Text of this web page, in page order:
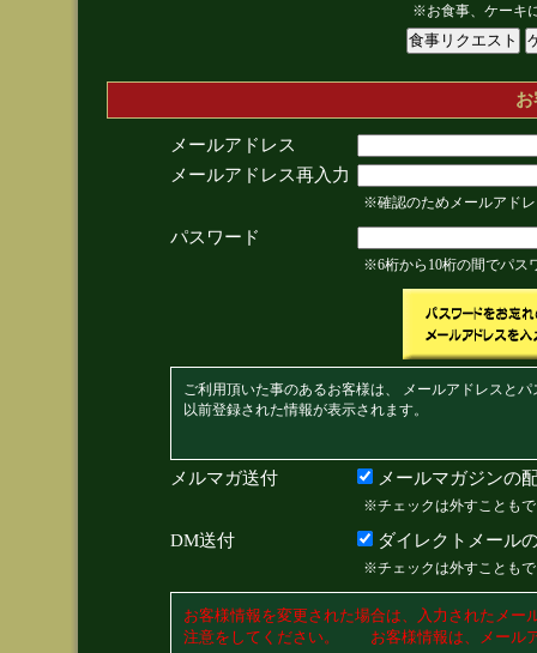
※お食事、ケーキ
メールアドレス
メールアドレス再入力
※確認のためメールアド
パスワード
※6桁から10桁の間でパス
ご利用頂いた事のあるお客様は、 メールアドレスと
以前登録された情報が表示されます。
メルマガ送付 メールマガジンの
※チェックは外すことも
DM送付 ダイレクトメール
※チェックは外すことも
お客様情報を変更された場合は、入力されたメ
注意をしてください。 お客様情報は、メール